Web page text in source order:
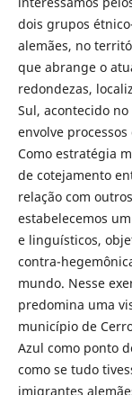
dois grupos
alemães, no
que abrange o
redondezas,
Sul, acontecido
envolve
Como estratégia
de cotejamento
relação com
estabelecemos
e linguísticos,
contra-
mundo. Nesse
predomina uma
município de
Azul como ponto
como se tudo
imigrantes